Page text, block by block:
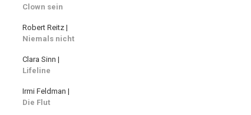
Clown sein
Robert Reitz |
Niemals nicht
Clara Sinn |
Lifeline
Irmi Feldman |
Die Flut